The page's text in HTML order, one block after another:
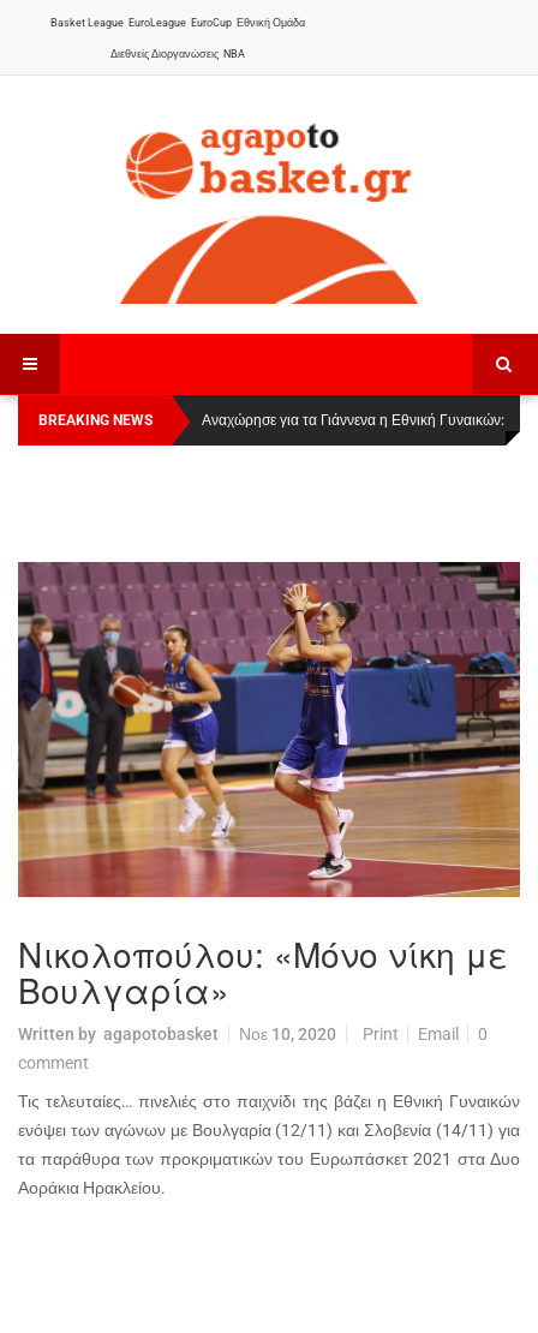
Basket League EuroLeague EuroCup Εθνική Ομάδα
Διεθνείς Διοργανώσεις NBA
BREAKING NEWS
Οι Πάνθηρες Καβάλας στην Women Basketball
League 1
Αναχώρησε για τα Γιάννενα η Εθνική Γυναικών:
Νικολοπούλου: «Μόνο νίκη με
Βουλγαρία»
Written by agapotobasket Νοε 10, 2020 Print Email
0
comment
Τις τελευταίες… πινελιές στο παιχνίδι της βάζει η Εθνική Γυναικών
ενόψει των αγώνων με Βουλγαρία (12/11) και Σλοβενία (14/11) για
τα παράθυρα των προκριματικών του Ευρωπάσκετ 2021 στα Δυο
Αοράκια Ηρακλείου.